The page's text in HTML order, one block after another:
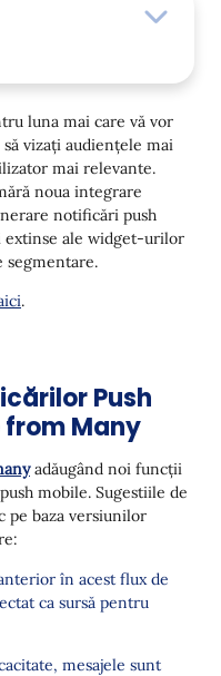
Push Mobile în Blocul
Ușoară a
Numerice
în
Componentele
Test
luna mai care vă vor
vizați audiențele mai
mai relevante.
noua integrare
notificări push
extinse ale widget-urilor
segmentare.
.
Push
from Many
adăugând noi funcții
mobile. Sugestiile de
pe baza versiunilor
în acest flux de
ca sursă pentru
mesajele sunt